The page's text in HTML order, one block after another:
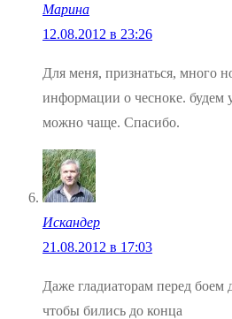
Марина
12.08.2012 в 23:26
Для меня, признаться, много
информации о чесноке. будем
можно чаще. Спасибо.
Искандер
21.08.2012 в 17:03
Даже гладиаторам перед боем
чтобы бились до конца